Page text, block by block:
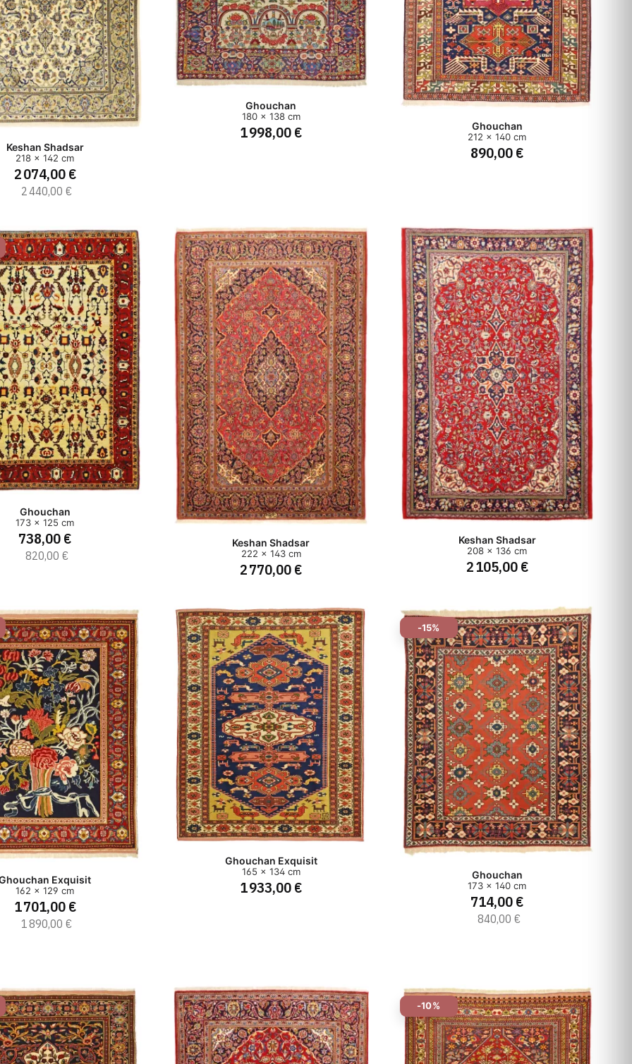
Keshan Shadsar
218 x 142 cm
2 074,00 €
2 440,00 €
Ghouchan
180 x 138 cm
1 998,00 € Ghouchan
212 x 140 cm
890,00 €
Ghouchan
173 x 125 cm
738,00 €
820,00 €
Keshan Shadsar
222 x 143 cm
2 770,00 €
Keshan Shadsar
208 x 136 cm
2 105,00 €
Exquisit
162 x 129 cm
1 701,00 €
1 890,00 €
Ghouchan Exquisit
165 x 134 cm
1 933,00 €
-15%
Ghouchan
173 x 140 cm
714,00 €
840,00 €
-10%